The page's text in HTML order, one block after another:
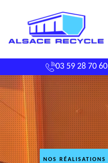
03 59 28 70 60
NOS RÉALISATIONS